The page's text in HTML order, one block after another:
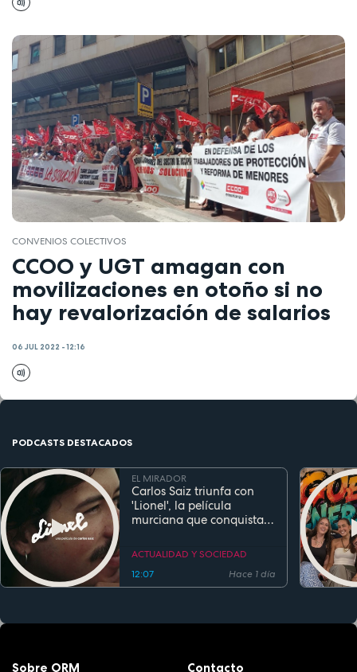
CONVENIOS COLECTIVOS
CCOO y UGT amagan con
movilizaciones en otoño si no
hay revalorización de salarios
06 JUL 2022 - 12:16
PODCASTS DESTACADOS
EL MIRADOR
Carlos Saiz triunfa con
'Lionel', la película
murciana que conquista
estreno
ACTUALIDAD Y SOCIEDAD
12:07
Hace 1 día
Sobre ORM Contacto